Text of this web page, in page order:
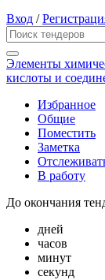
Вход /
Элементы
кислоты и
Избранное
Общие
Поместить
Заметка
В работу
До окончания
дней
часов
минут
секунд